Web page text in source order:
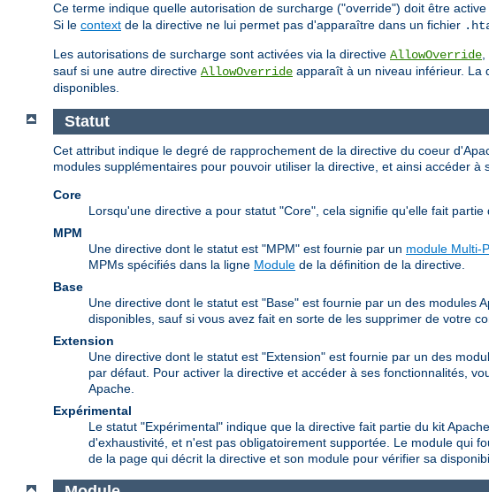
Ce terme indique quelle autorisation de surcharge ("override") doit être
Si le context de la directive ne lui permet pas d'apparaître dans un fichier
Les autorisations de surcharge sont activées via la directive AllowOverride,
sauf si une autre directive AllowOverride apparaît à un niveau inférieur. La
disponibles.
Statut
Cet attribut indique le degré de rapprochement de la directive du coeur
modules supplémentaires pour pouvoir utiliser la directive, et ainsi accéder
Core
Lorsqu'une directive a pour statut "Core", cela signifie qu'elle fait
MPM
Une directive dont le statut est "MPM" est fournie par un module Multi-
MPMs spécifiés dans la ligne Module de la définition de la directive.
Base
Une directive dont le statut est "Base" est fournie par un des modules
disponibles, sauf si vous avez fait en sorte de les supprimer de votre
Extension
Une directive dont le statut est "Extension" est fournie par un des
par défaut. Pour activer la directive et accéder à ses fonctionnalités,
Apache.
Expérimental
Le statut "Expérimental" indique que la directive fait partie du kit
d'exhaustivité, et n'est pas obligatoirement supportée. Le module qui
de la page qui décrit la directive et son module pour vérifier sa